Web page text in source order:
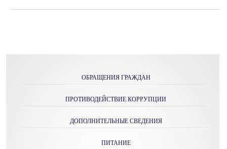
ОБРАЩЕНИЯ ГРАЖДАН
ПРОТИВОДЕЙСТВИЕ КОРРУПЦИИ
ДОПОЛНИТЕЛЬНЫЕ СВЕДЕНИЯ
ПИТАНИЕ